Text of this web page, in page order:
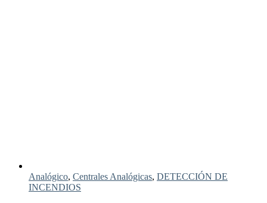
Analógico, Centrales Analógicas, DETECCIÓN DE
INCENDIOS